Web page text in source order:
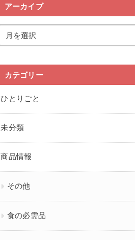
アーカイブ
カテゴリー
ひとりごと
未分類
商品情報
その他
食の必需品